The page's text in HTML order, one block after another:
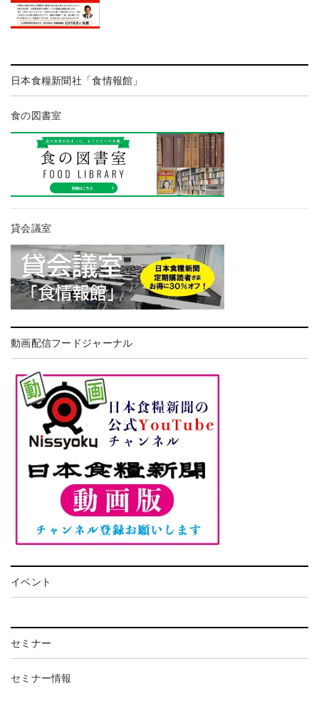
日本食糧新聞社「食情報館」
食の図書室
貸会議室
動画配信フードジャーナル
イベント
セミナー
セミナー情報